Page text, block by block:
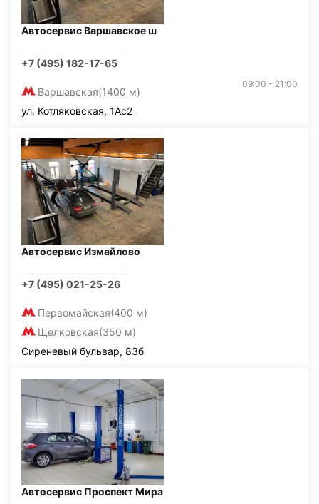
Автосервис Варшавское ш
+7 (495) 182-17-65
Варшавская(1400 м)
09:00 - 21:00
ул. Котляковская, 1Ас2
Автосервис Измайлово
+7 (495) 021-25-26
Первомайская(400 м)
Щелковская(350 м)
Сиреневый бульвар, 83б
Автосервис Проспект Мира